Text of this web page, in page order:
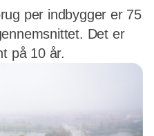
per indbygger er 75
Det er
på 10 år.